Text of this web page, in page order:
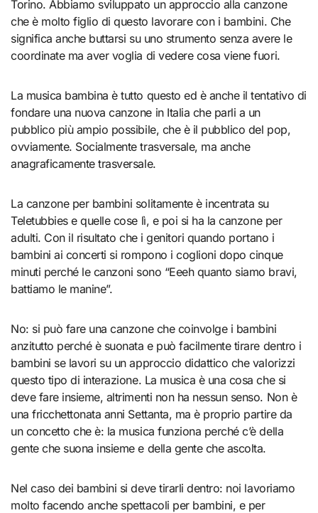
Torino. Abbiamo sviluppato un approccio alla canzone
che è molto figlio di questo lavorare con i bambini. Che
significa anche buttarsi su uno strumento senza avere le
coordinate ma aver voglia di vedere cosa viene fuori.
La musica bambina è tutto questo ed è anche il tentativo di
fondare una nuova canzone in Italia che parli a un
pubblico più ampio possibile, che è il pubblico del pop,
ovviamente. Socialmente trasversale, ma anche
anagraficamente trasversale.
La canzone per bambini solitamente è incentrata su
Teletubbies e quelle cose lì, e poi si ha la canzone per
adulti. Con il risultato che i genitori quando portano i
bambini ai concerti si rompono i coglioni dopo cinque
minuti perché le canzoni sono “Eeeh quanto siamo bravi,
battiamo le manine”.
No: si può fare una canzone che coinvolge i bambini
anzitutto perché è suonata e può facilmente tirare dentro i
bambini se lavori su un approccio didattico che valorizzi
questo tipo di interazione. La musica è una cosa che si
deve fare insieme, altrimenti non ha nessun senso. Non è
una fricchettonata anni Settanta, ma è proprio partire da
un concetto che è: la musica funziona perché c’è della
gente che suona insieme e della gente che ascolta.
Nel caso dei bambini si deve tirarli dentro: noi lavoriamo
molto facendo anche spettacoli per bambini, e per